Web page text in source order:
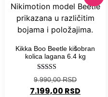
Kikka Boo Beetle kišobran
kolica lagana 6.4 kg
Ocenjeno sa
5.00
od 5
9.990,00RSD
7.199,00 RSD